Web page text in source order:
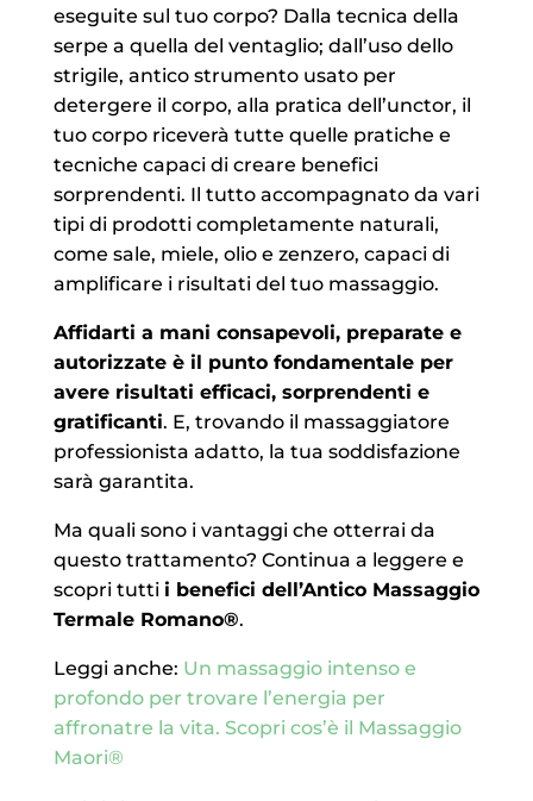
eseguite sul tuo corpo? Dalla tecnica della
serpe a quella del ventaglio; dall’uso dello
strigile, antico strumento usato per
detergere il corpo, alla pratica dell’unctor, il
tuo corpo riceverà tutte quelle pratiche e
tecniche capaci di creare benefici
sorprendenti. Il tutto accompagnato da vari
tipi di prodotti completamente naturali,
come sale, miele, olio e zenzero, capaci di
amplificare i risultati del tuo massaggio.
Affidarti a mani consapevoli, preparate e
autorizzate è il punto fondamentale per
avere risultati efficaci, sorprendenti e
gratificanti. E, trovando il massaggiatore
professionista adatto, la tua soddisfazione
sarà garantita.
Ma quali sono i vantaggi che otterrai da
questo trattamento? Continua a leggere e
scopri tutti i benefici dell’Antico Massaggio
Termale Romano®.
Leggi anche: Un massaggio intenso e
profondo per trovare l’energia per
affronatre la vita. Scopri cos’è il Massaggio
Maori®